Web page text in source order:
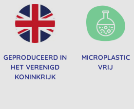
GEPRODUCEERD IN
HET VERENIGD
KONINKRIJK
MICROPLASTIC
VRIJ